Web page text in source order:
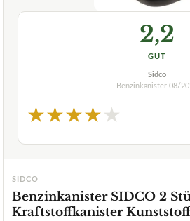
2,2
GUT
Sidco
Benzinkanister 08/
★★★★★
SIDCO
Benzinkanister SIDCO 2
Kraftstoffkanister Kunststoff